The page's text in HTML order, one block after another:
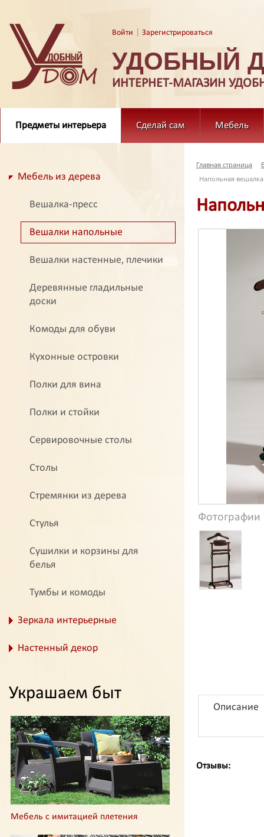
Войти Зарегистрироваться
УДОБНЫЙ
ИНТЕРНЕТ-МАГАЗИН
Предметы интерьера Сделай сам Мебель
Мебель из дерева
Вешалка-пресс
Вешалки напольные
Вешалки настенные, плечики
Деревянные гладильные
доски
Комоды для обуви
Кухонные островки
Полки для вина
Полки и стойки
Сервировочные столы
Столы
Стремянки из дерева
Стулья
Сушилки и корзины для
белья
Тумбы и комоды
Зеркала интерьерные
Настенный декор
Украшаем быт
Мебель с имитацией плетения
Главная страница
Напольная вешалка
Фотографии
Описание
Отзывы: